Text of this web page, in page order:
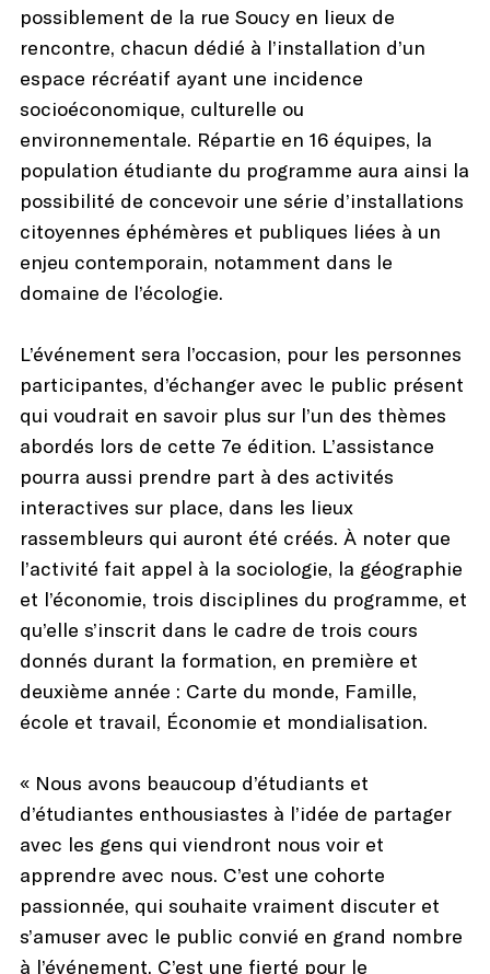
possiblement de la rue Soucy en lieux de
rencontre, chacun dédié à l’installation d’un
espace récréatif ayant une incidence
socioéconomique, culturelle ou
environnementale. Répartie en 16 équipes, la
population étudiante du programme aura ainsi la
possibilité de concevoir une série d’installations
citoyennes éphémères et publiques liées à un
enjeu contemporain, notamment dans le
domaine de l’écologie.
L’événement sera l’occasion, pour les personnes
participantes, d’échanger avec le public présent
qui voudrait en savoir plus sur l’un des thèmes
abordés lors de cette 7e édition. L’assistance
pourra aussi prendre part à des activités
interactives sur place, dans les lieux
rassembleurs qui auront été créés. À noter que
l’activité fait appel à la sociologie, la géographie
et l’économie, trois disciplines du programme, et
qu’elle s’inscrit dans le cadre de trois cours
donnés durant la formation, en première et
deuxième année : Carte du monde, Famille,
école et travail, Économie et mondialisation.
« Nous avons beaucoup d’étudiants et
d’étudiantes enthousiastes à l’idée de partager
avec les gens qui viendront nous voir et
apprendre avec nous. C’est une cohorte
passionnée, qui souhaite vraiment discuter et
s’amuser avec le public convié en grand nombre
à l’événement. C’est une fierté pour le